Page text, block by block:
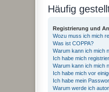
Häufig
Registrierung und
Wozu muss ich mich
Was ist COPPA?
Warum kann ich mich
Ich habe mich
Warum kann ich mich
Ich habe mich vor
Ich habe mein
Warum werde ich